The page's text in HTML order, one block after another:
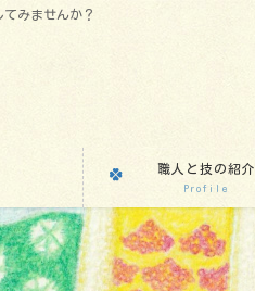
みませんか？
職人と技の紹介
Profile